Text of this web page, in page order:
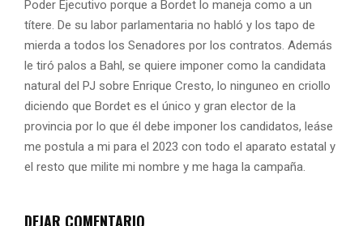
Poder Ejecutivo porque a Bordet lo maneja como a un
títere. De su labor parlamentaria no habló y los tapo de
mierda a todos los Senadores por los contratos. Además
le tiró palos a Bahl, se quiere imponer como la candidata
natural del PJ sobre Enrique Cresto, lo ninguneo en criollo
diciendo que Bordet es el único y gran elector de la
provincia por lo que él debe imponer los candidatos, leáse
me postula a mi para el 2023 con todo el aparato estatal y
el resto que milite mi nombre y me haga la campaña.
DEJAR COMENTARIO